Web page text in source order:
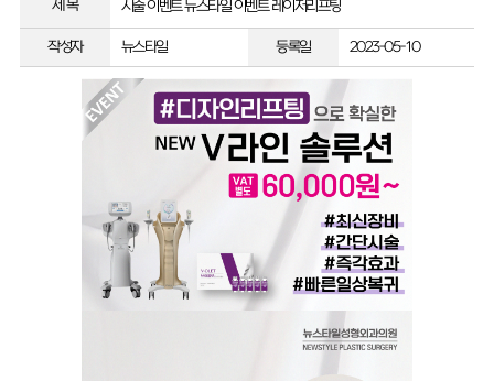
제 목 시술 이벤트뉴스타일 이벤트 레이저리프팅
작성자 뉴스타일 등록일 2023-05-10